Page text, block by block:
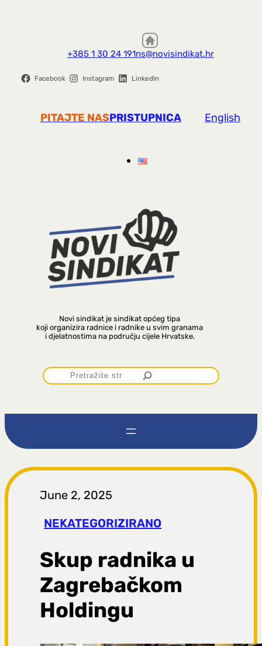
+385 1 30 24 191ns@novisindikat.hr
Facebook Instagram LinkedIn
PITAJTE NASPRISTUPNICA English
Novi sindikat je sindikat općeg tipa
koji organizira radnice i radnike u svim granama
i djelatnostima na području cijele Hrvatske.
P
r
t
r
a
g
a
June 2, 2025
NEKATEGORIZIRANO
Skup radnika u
Zagrebačkom
Holdingu